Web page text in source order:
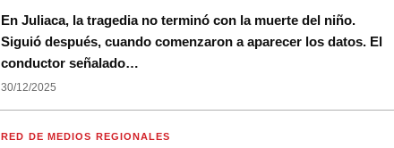
En Juliaca, la tragedia no terminó con la muerte del niño.
Siguió después, cuando comenzaron a aparecer los datos. El
conductor señalado…
30/12/2025
RED DE MEDIOS REGIONALES